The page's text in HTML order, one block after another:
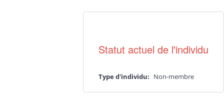
Statut actuel de l'individu
Type d'individu: Non-membre